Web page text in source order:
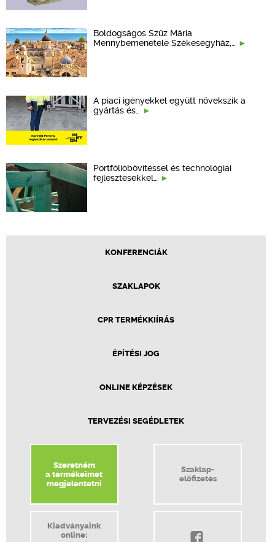
Boldogságos Szűz Mária
Mennybemenetele Székesegyház,…
A piaci igényekkel együtt növekszik a
gyártás és…
Portfólióbővítéssel és technológiai
fejlesztésekkel…
KONFERENCIÁK
SZAKLAPOK
CPR TERMÉKKIÍRÁS
ÉPÍTÉSI JOG
ONLINE KÉPZÉSEK
TERVEZÉSI SEGÉDLETEK
Szeretném
a termékeimet
megjelentetni
Szaklap-
előfizetés
Kiadványaink
online: